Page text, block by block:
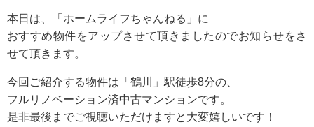
本日は、「ホームライフちゃんねる」に
おすすめ物件をアップさせて頂きましたのでお知らせをさ
せて頂きます。
今回ご紹介する物件は「鶴川」駅徒歩8分の、
フルリノベーション済中古マンションです。
是非最後までご視聴いただけますと大変嬉しいです！